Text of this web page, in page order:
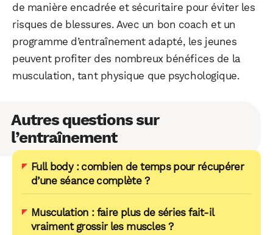
de manière encadrée et sécuritaire pour éviter les
risques de blessures. Avec un bon coach et un
programme d’entraînement adapté, les jeunes
peuvent profiter des nombreux bénéfices de la
musculation, tant physique que psychologique.
Autres questions sur
l’entraînement
Full body : combien de temps pour récupérer
d’une séance complète ?
Musculation : faire plus de séries fait-il
vraiment grossir les muscles ?